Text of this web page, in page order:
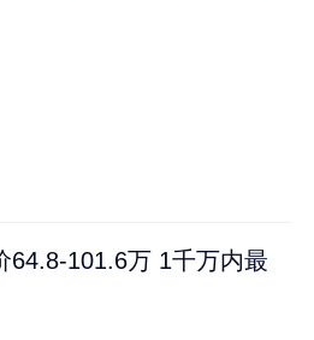
64.8-101.6万 1千万内最